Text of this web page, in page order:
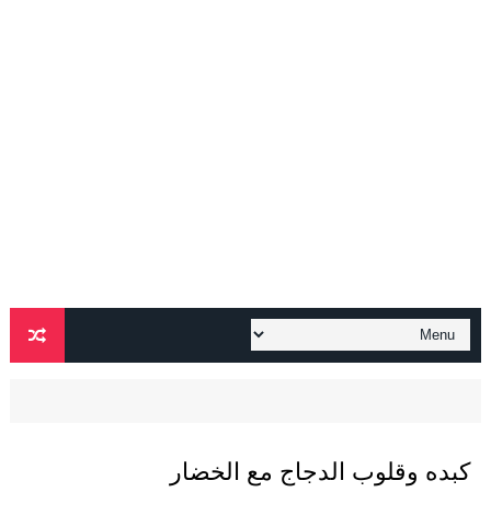
كبده وقلوب الدجاج مع الخضار